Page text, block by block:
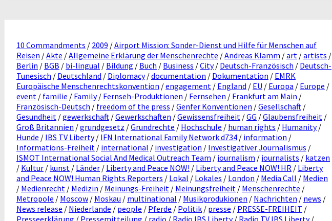
10 Commandments / 2009 /Airport Mission: Sonder-Dienst und Hilfe für Menschen auf
Reisen /Akte /Allgemeine Erklärung der Menschenrechte /Andreas Klamm /art /artists /
Berlin / BGB / bi-lingual / Bildung / Buch / Business /City/ Deutsch-Französisch / Deutsch-
Tunesisch / Deutschland / Diplomacy/documentation / Dokumentation / EMRK
Europäische Menschenrechtskonvention /engagement / England / EU / Europa / Europe /
event / familie / Family/ Fernseh-Produktionen / Fernsehen / Frankfurt am Main /
Französisch-Deutsch / freedom of the press /Genfer Konventionen /Gesellschaft /
Gesundheit /gewerkschaft /Gewerkschaften /Gewissensfreiheit /GG /Glaubensfreiheit /
Groß Britannien /grundgesetz /Grundrechte / Hochschule / human rights / Humanity/
Hunde / IBS TV Liberty/ IFN International Family Network d734 / information /
Informations-Freiheit / international / investigation / Investigativer Journalismus /
ISMOT International Social And Medical Outreach Team / journalism / journalists / katzen
/ Kultur / kunst / Länder / Liberty and Peace NOW! / Liberty and Peace NOW! HR / Liberty
and Peace NOW! Human Rights Reporters / Lokal / Lokales / London / Media Call / Medien
/ Medienrecht / Medizin / Meinungs-Freiheit / Meinungsfreiheit / Menschenrechte /
Metropole / Moscow / Moskau / multinational / Musikprodukionen / Nachrichten / news /
News release / Niederlande / people / Pferde / Politik / presse / PRESSE-FREIHEIT /